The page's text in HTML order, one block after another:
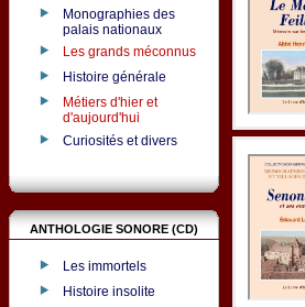
Monographies des
palais nationaux
Les grands méconnus
Histoire générale
Métiers d'hier et
d'aujourd'hui
Curiosités et divers
ANTHOLOGIE SONORE (CD)
Les immortels
Histoire insolite